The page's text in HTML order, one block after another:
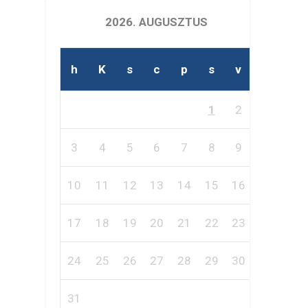
2026. AUGUSZTUS
h K s c p s v
1 2
3 4 5 6 7 8 9
10 11 12 13 14 15 16
17 18 19 20 21 22 23
24 25 26 27 28 29 30
31